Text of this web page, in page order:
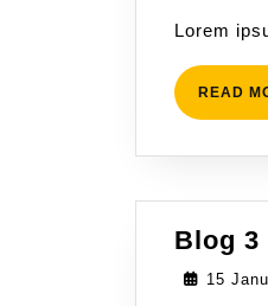
Lorem
READ
Blog 3
15